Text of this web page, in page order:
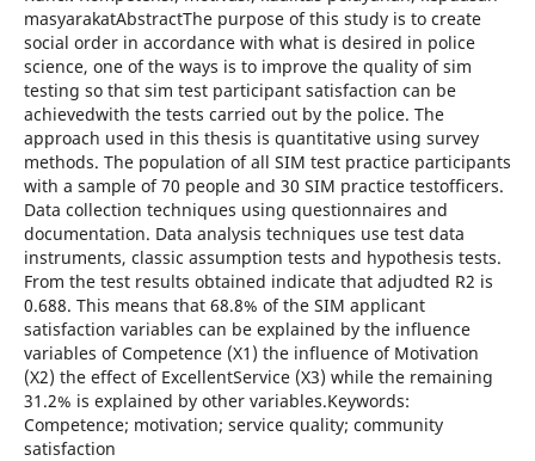
masyarakatAbstractThe purpose of this study is to create
social order in accordance with what is desired in police
science, one of the ways is to improve the quality of sim
testing so that sim test participant satisfaction can be
achievedwith the tests carried out by the police. The
approach used in this thesis is quantitative using survey
methods. The population of all SIM test practice participants
with a sample of 70 people and 30 SIM practice testofficers.
Data collection techniques using questionnaires and
documentation. Data analysis techniques use test data
instruments, classic assumption tests and hypothesis tests.
From the test results obtained indicate that adjudted R2 is
0.688. This means that 68.8% of the SIM applicant
satisfaction variables can be explained by the influence
variables of Competence (X1) the influence of Motivation
(X2) the effect of ExcellentService (X3) while the remaining
31.2% is explained by other variables.Keywords:
Competence; motivation; service quality; community
satisfaction